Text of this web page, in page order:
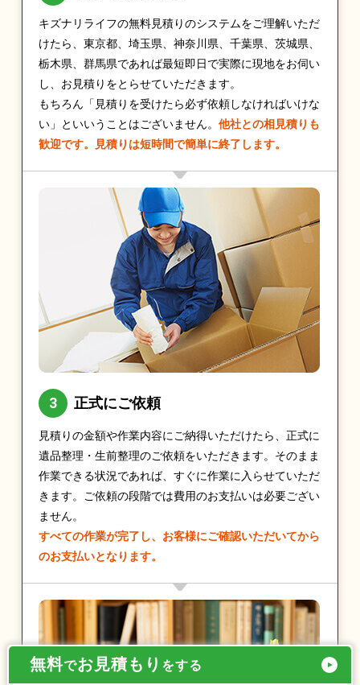
キズナリライフの無料見積りのシステムをご理解いただ
けたら、東京都、埼玉県、神奈川県、千葉県、茨城県、
栃木県、群馬県であれば最短即日で実際に現地をお伺い
し、お見積りをとらせていただきます。
もちろん「見積りを受けたら必ず依頼しなければいけな
い」といいうことはございません。 他社との相見積りも
歓迎です。見積りは短時間で簡単に終了します。
正式にご依頼
見積りの金額や作業内容にご納得いただけたら、正式に
遺品整理・生前整理のご依頼をいただきます。そのまま
作業できる状況であれば、すぐに作業に入らせていただ
きます。ご依頼の段階では費用のお支払いは必要ござい
ません。
すべての作業が完了し、お客様にご確認いただいてから
のお支払いとなります。
無料でお見積もり をする